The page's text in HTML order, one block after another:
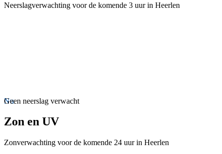
Neerslagverwachting voor de komende 3 uur in Heerlen
Nu
Geen neerslag verwacht
Zon en UV
Zonverwachting voor de komende 24 uur in Heerlen